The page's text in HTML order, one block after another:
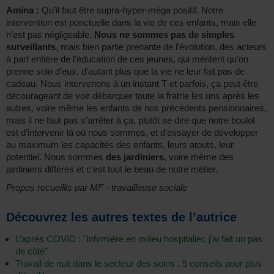
Amina : Qu’il faut être supra-hyper-méga positif. Notre
intervention est ponctuelle dans la vie de ces enfants, mais elle
n’est pas négligeable. Nous ne sommes pas de simples
surveillants, mais bien partie prenante de l’évolution, des acteurs
à part entière de l’éducation de ces jeunes, qui méritent qu’on
prenne soin d’eux, d’autant plus que la vie ne leur fait pas de
cadeau. Nous intervenons à un instant T et parfois, ça peut être
décourageant de voir débarquer toute la fratrie les uns après les
autres, voire même les enfants de nos précédents pensionnaires,
mais il ne faut pas s’arrêter à ça, plutôt se dire que notre boulot
est d’intervenir là où nous sommes, et d’essayer de développer
au maximum les capacités des enfants, leurs atouts, leur
potentiel. Nous sommes des jardiniers, voire même des
jardiniers différés et c’est tout le beau de notre métier.
Propos recueillis par MF - travailleuse sociale
Découvrez les autres textes de l’autrice
L’après COVID : "Infirmière en milieu hospitalier, j’ai fait un pas
de côté"
Travail de nuit dans le secteur des soins : 5 conseils pour plus